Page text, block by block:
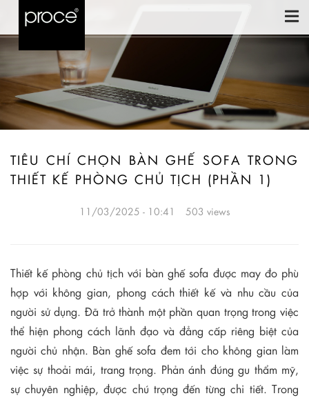
TIÊU CHÍ CHỌN BÀN GHẾ SOFA TRONG
THIẾT KẾ PHÒNG CHỦ TỊCH (PHẦN 1)
11/03/2025 - 10:41 503 views
Thiết kế phòng chủ tịch với bàn ghế sofa được may đo phù
hợp với không gian, phong cách thiết kế và nhu cầu của
người sử dụng. Đã trở thành một phần quan trọng trong việc
thể hiện phong cách lãnh đạo và đẳng cấp riêng biệt của
người chủ nhận. Bàn ghế sofa đem tới cho không gian làm
việc sự thoải mái, trang trọng. Phản ánh đúng gu thẩm mỹ,
sự chuyên nghiệp, được chú trọng đến từng chi tiết. Trong